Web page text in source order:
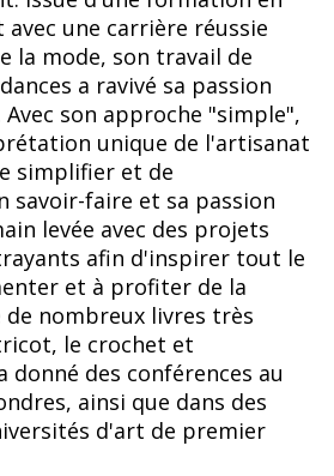
une carrière réussie
la mode, son travail de
a ravivé sa passion
son approche "simple",
unique de l'artisanat
simplifier et de
savoir-faire et sa passion
levée avec des projets
afin d'inspirer tout le
et à profiter de la
nombreux livres très
le crochet et
donné des conférences au
ainsi que dans des
d'art de premier